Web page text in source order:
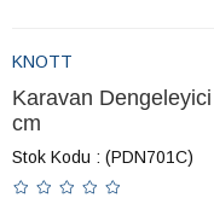
KNOTT
Karavan
cm
Stok Kodu (PDN701C)